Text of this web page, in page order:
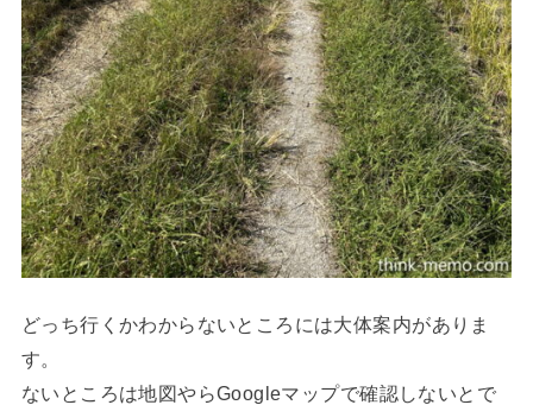
どっち行くかわからないところには大体案内がありま
す。
ないところは地図やらGoogleマップで確認しないとで